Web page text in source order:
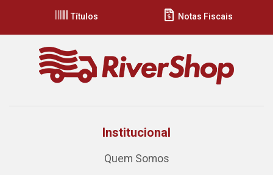
Títulos Notas Fiscais
Institucional
Quem Somos